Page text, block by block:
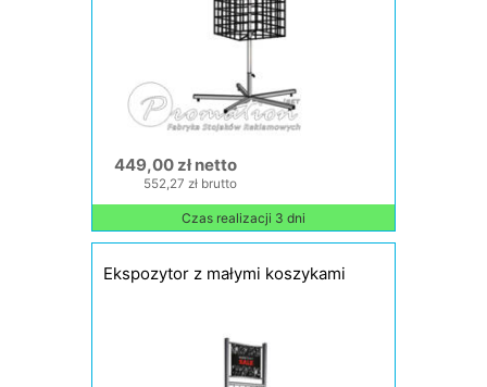
449,00 zł netto
552,27 zł brutto
Czas realizacji 3 dni
Ekspozytor z małymi koszykami